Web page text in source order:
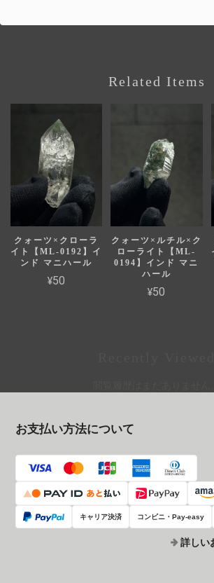
Related Items
クォーツ×クローラ
イト【ML-0192】イ
ンド マニハール
¥50
クォーツ×ルチル×ク
ローライト【ML-
0194】インド マニ
ハール
¥50
お支払い方法について
キャリア決済 コンビニ・Pay-easy
詳しい